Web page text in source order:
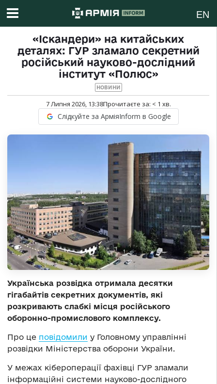
EN
«Іскандери» на китайських
деталях: ГУР зламало секретний
російський науково-дослідний
інститут «Полюс»
НОВИНИ
7 Липня 2026, 13:38Прочитаєте за: < 1 хв.
Слідкуйте за АрміяInform в Google
Українська розвідка отримала десятки
гігабайтів секретних документів, які
розкривають слабкі місця російського
оборонно-промислового комплексу.
Про це повідомили у Головному управлінні
розвідки Міністерства оборони України.
У межах кібероперації фахівці ГУР зламали
інформаційні системи науково-дослідного